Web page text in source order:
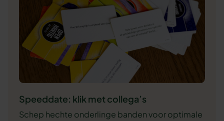
Speeddate: klik met collega’s
Schep hechte onderlinge banden voor optimale